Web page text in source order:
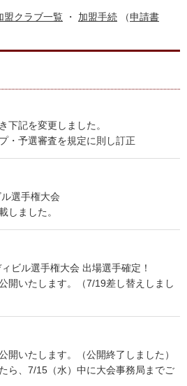
盟クラブ一覧 ・ 加盟手続 （申請書
記を変更しました。
予選審査を規定に則し訂正
選手権大会
しました。
ル選手権大会 出場選手確定！
開いたします。（7/19差し替えしまし
いたします。（公開終了しました）
、7/15（水）中に大会事務局までご